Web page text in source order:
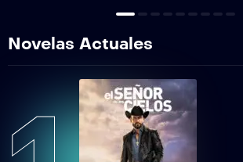
TCDTNEAEP30
Tan cerca de ti, nace el
TCDTNEAEP31
Tan cerca de ti, nace el amor
Novelas Actuales